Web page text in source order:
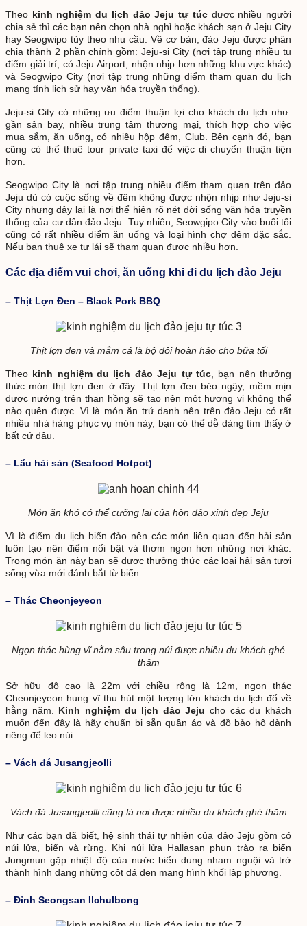
Theo kinh nghiệm du lịch đảo Jeju tự túc được nhiều người
chia sẻ thì các bạn nên chọn nhà nghỉ hoặc khách sạn ở Jeju City
hay Seogwipo tùy theo nhu cầu. Về cơ bản, đảo Jeju được phân
chia thành 2 phần chính gồm: Jeju-si City (nơi tập trung nhiều tụ
điểm giải trí, có Jeju Airport, nhộn nhịp hơn những khu vực khác)
và Seogwipo City (nơi tập trung những điểm tham quan du lịch
mang tính lịch sử hay văn hóa truyền thống).
Jeju-si City có những ưu điểm thuận lợi cho khách du lịch như:
gần sân bay, nhiều trung tâm thương mại, thích hợp cho việc
mua sắm, ăn uống, có nhiều hộp đêm, Club. Bên cạnh đó, bạn
cũng có thể thuê tour private taxi để việc di chuyển thuận tiện
hơn.
Seogwipo City là nơi tập trung nhiều điểm tham quan trên đảo
Jeju dù có cuộc sống về đêm không được nhộn nhịp như Jeju-si
City nhưng đây lại là nơi thể hiện rõ nét đời sống văn hóa truyền
thống của cư dân đảo Jeju. Tuy nhiên, Seowgipo City vào buổi tối
cũng có rất nhiều điểm ăn uống và loại hình chợ đêm đặc sắc.
Nếu bạn thuê xe tự lái sẽ tham quan được nhiều hơn.
Các địa điểm vui chơi, ăn uống khi đi du lịch đảo Jeju
– Thịt Lợn Đen – Black Pork BBQ
Thịt lợn đen và mắm cá là bộ đôi hoàn hảo cho bữa tối
Theo kinh nghiệm du lịch đảo Jeju tự túc, bạn nên thưởng
thức món thịt lợn đen ở đây. Thịt lợn đen béo ngậy, mềm mịn
được nướng trên than hồng sẽ tạo nên một hương vị không thể
nào quên được. Vì là món ăn trứ danh nên trên đảo Jeju có rất
nhiều nhà hàng phục vụ món này, bạn có thể dễ dàng tìm thấy ở
bất cứ đâu.
– Lẩu hải sản (Seafood Hotpot)
Món ăn khó có thể cưỡng lại của hòn đảo xinh đẹp Jeju
Vì là điểm du lịch biển đảo nên các món liên quan đến hải sản
luôn tạo nên điểm nổi bật và thơm ngon hơn những nơi khác.
Trong món ăn này bạn sẽ được thưởng thức các loại hải sản tươi
sống vừa mới đánh bắt từ biển.
– Thác Cheonjeyeon
Ngọn thác hùng vĩ nằm sâu trong núi được nhiều du khách ghé
thăm
Sở hữu độ cao là 22m với chiều rộng là 12m, ngọn thác
Cheonjeyeon hung vĩ thu hút một lượng lớn khách du lịch đổ về
hằng năm. Kinh nghiệm du lịch đảo Jejucho các du khách
muốn đến đây là hãy chuẩn bị sẵn quần áo và đồ bảo hộ dành
riêng để leo núi.
– Vách đá Jusangjeolli
Vách đá Jusangjeolli cũng là nơi được nhiều du khách ghé thăm
Như các bạn đã biết, hệ sinh thái tự nhiên của đảo Jeju gồm có
núi lửa, biển và rừng. Khi núi lửa Hallasan phun trào ra biển
Jungmun gặp nhiệt độ của nước biển dung nham nguội và trở
thành hình dạng những cột đá đen mang hình khối lập phương.
– Đỉnh Seongsan Ilchulbong